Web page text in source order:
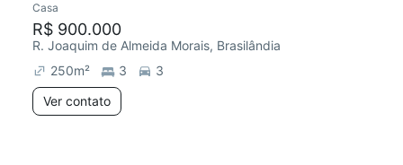
Casa
R$ 900.000
R. Joaquim de Almeida Morais, Brasilândia
250m² 3
3
Ver contato